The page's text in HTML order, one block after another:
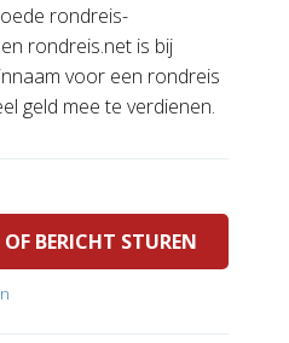
rondreis-
rondreis.net is bij
voor een rondreis
geld mee te verdienen.
BERICHT STUREN